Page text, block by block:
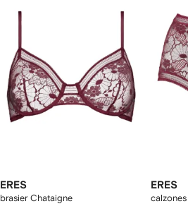
ERES
brasier Chataigne
ERES